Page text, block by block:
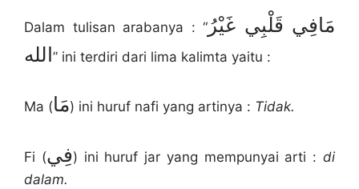
Dalam tulisan arabanya : “ مَافِي قَلْبِي غَيْرُ
الله ” ini terdiri dari lima kalimta yaitu :
Ma (مَا) ini huruf nafi yang artinya : Tidak.
Fi (فِي) ini huruf jar yang mempunyai arti :di
dalam.